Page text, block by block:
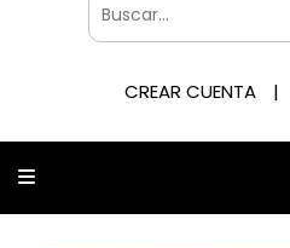
CREAR CUENTA